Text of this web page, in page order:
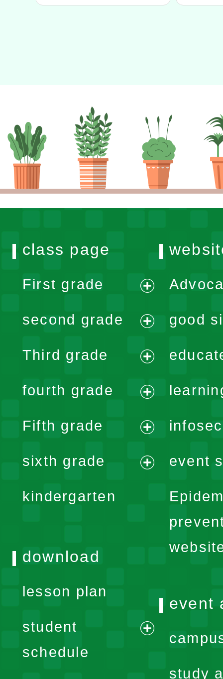
class page
First grade
menu
second grade
menu
Third grade
menu
fourth grade
menu
Fifth grade
menu
sixth grade
kindergarten
good
event
download
lesson plan
student
schedule
expand
menu
event
study